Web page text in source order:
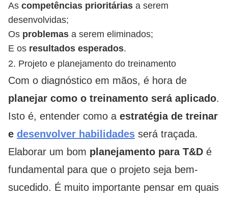
As competências prioritárias a serem
desenvolvidas;
Os problemas a serem eliminados;
E os resultados esperados.
2. Projeto e planejamento do treinamento
Com o diagnóstico em mãos, é hora de
planejar como o treinamento será aplicado.
Isto é, entender como a estratégia de treinar
e desenvolver habilidades será traçada.
Elaborar um bom planejamento para T&D é
fundamental para que o projeto seja bem-
sucedido. É muito importante pensar em quais